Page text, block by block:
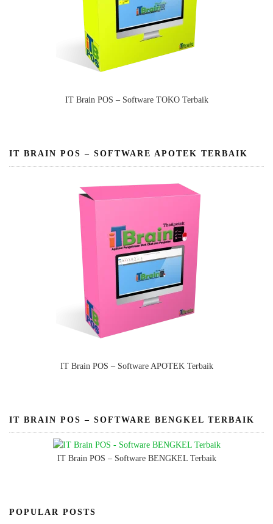
IT Brain POS – Software TOKO Terbaik
IT BRAIN POS – SOFTWARE APOTEK TERBAIK
IT Brain POS – Software APOTEK Terbaik
IT BRAIN POS – SOFTWARE BENGKEL TERBAIK
IT Brain POS – Software BENGKEL Terbaik
POPULAR POSTS